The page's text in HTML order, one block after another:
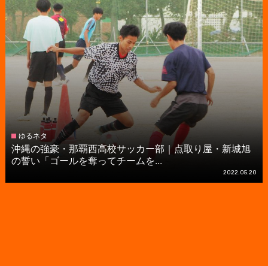
ゆるネタ
沖縄の強豪・那覇西高校サッカー部｜点取り屋・新城旭
の誓い「ゴールを奪ってチームを...
2022.05.20